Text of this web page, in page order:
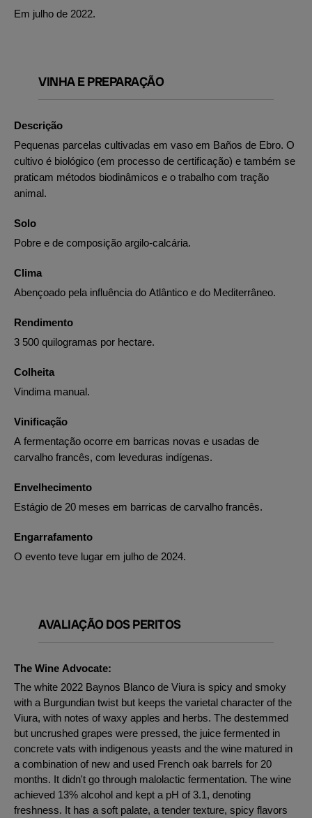
Em julho de 2022.
VINHA E PREPARAÇÃO
Descrição
Pequenas parcelas cultivadas em vaso em Baños de Ebro. O
cultivo é biológico (em processo de certificação) e também se
praticam métodos biodinâmicos e o trabalho com tração
animal.
Solo
Pobre e de composição argilo-calcária.
Clima
Abençoado pela influência do Atlântico e do Mediterrâneo.
Rendimento
3 500 quilogramas por hectare.
Colheita
Vindima manual.
Vinificação
A fermentação ocorre em barricas novas e usadas de
carvalho francês, com leveduras indígenas.
Envelhecimento
Estágio de 20 meses em barricas de carvalho francês.
Engarrafamento
O evento teve lugar em julho de 2024.
AVALIAÇÃO DOS PERITOS
The Wine Advocate:
The white 2022 Baynos Blanco de Viura is spicy and smoky
with a Burgundian twist but keeps the varietal character of the
Viura, with notes of waxy apples and herbs. The destemmed
but uncrushed grapes were pressed, the juice fermented in
concrete vats with indigenous yeasts and the wine matured in
a combination of new and used French oak barrels for 20
months. It didn't go through malolactic fermentation. The wine
achieved 13% alcohol and kept a pH of 3.1, denoting
freshness. It has a soft palate, a tender texture, spicy flavors